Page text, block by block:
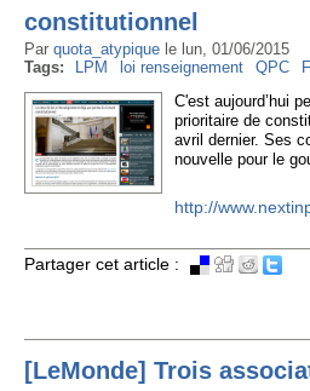
constitutionnel
Par quota_atypique le lun, 01/06/2015
Tags:
LPM loi renseignement QPC
C'est aujourd’hui
prioritaire de
avril dernier. Ses
nouvelle pour le
http://
Partager cet article :
[LeMonde] Trois